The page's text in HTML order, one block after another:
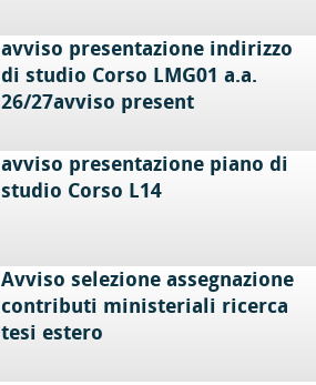
avviso presentazione indirizzo
di studio Corso LMG01 a.a.
26/27avviso present
avviso presentazione piano di
studio Corso L14
Avviso selezione assegnazione
contributi ministeriali ricerca
tesi estero